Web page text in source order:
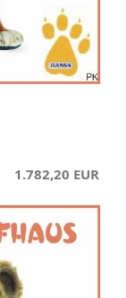
1.782,20 EUR